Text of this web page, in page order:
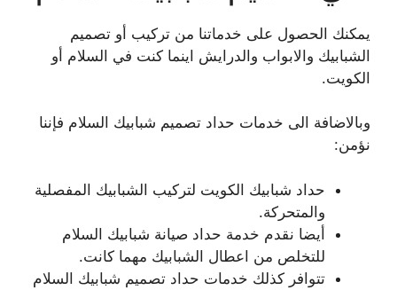
يمكنك الحصول على خدماتنا من تركيب أو تصميم
الشبابيك والابواب والدرايش اينما كنت في السلام أو
الكويت.
وبالاضافة الى خدمات حداد تصميم شبابيك السلام فإننا
نؤمن:
حداد شبابيك الكويت لتركيب الشبابيك المفصلية
والمتحركة.
أيضا نقدم خدمة حداد صيانة شبابيك السلام
للتخلص من اعطال الشبابيك مهما كانت.
تتوافر كذلك خدمات حداد تصميم شبابيك السلام